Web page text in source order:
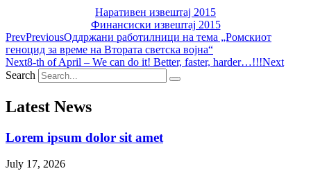
Наративен извештај 2015
Финансиски извештај 2015
PrevPreviousОддржани работилници на тема „Ромскиот
геноцид за време на Втората светска војна“
Next8-th of April – We can do it! Better, faster, harder…!!!Next
Search
Latest News
Lorem ipsum dolor sit amet
July 17, 2026